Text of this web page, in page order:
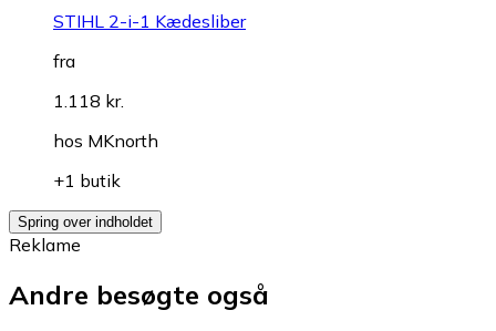
STIHL 2-i-1 Kædesliber
fra
1.118 kr.
hos MKnorth
+1 butik
Spring over indholdet
Reklame
Andre besøgte også